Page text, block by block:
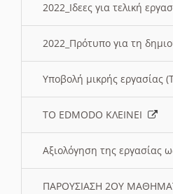
2022_Ιδεες για τελική
2022_Πρότυπο για τη
Υποβολή μικρής εργασίας
ΤΟ EDMODO ΚΛΕΙΝΕΙ
Αξιολόγηση της
ΠΑΡΟΥΣΙΑΣΗ 2ΟΥ